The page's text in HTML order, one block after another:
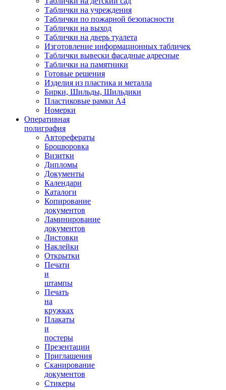
Таблички на учреждения
Таблички по пожарной безопасности
Таблички на выход
Таблички на дверь туалета
Изготовление информационных табличек
Таблички вывески фасадные адресные
Таблички на памятники
Готовые решения
Изделия из пластика и металла
Бирки, Шильды, Шильдики
Пластиковые рамки А4
Номерки
Оперативная
полиграфия
Авторефераты
Брошюровка
Визитки
Дипломы
Документы
Календари
Каталоги
Копирование
документов
Ламинирование
документов
Листовки
Наклейки
Открытки
Печати
и
штампы
Печать
на
кружках
Плакаты
и
постеры
Презентации
Приглашения
Сканирование
документов
Стикеры